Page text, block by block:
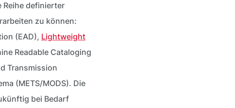
Reihe definierter
zu können:
(EAD), Lightweight
Readable Cataloging
Transmission
(METS/MODS). Die
bei Bedarf